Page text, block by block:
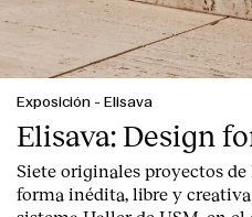
Exposición - Elisava
Elisava: Design
Siete originales proyectos
forma inédita, libre y